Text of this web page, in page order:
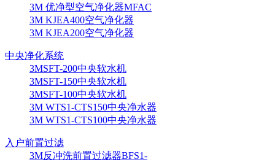
3M 优净型空气净化器MFAC
3M KJEA400空气净化器
3M KJEA200空气净化器
中央净化系统
3MSFT-200中央软水机
3MSFT-150中央软水机
3MSFT-100中央软水机
3M WTS1-CTS150中央净水器
3M WTS1-CTS100中央净水器
入户前置过滤
3M反冲洗前置过滤器BFS1-